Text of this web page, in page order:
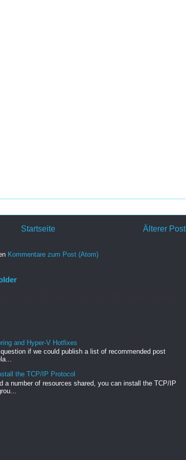
Älterer Post
Startseite
Kommentare zum Post (Atom)
and Hyper-V Hotfixes
if we could publish a list of recommended post
the TCP/IP Protocol
a number of resources shared, you can install the TCP/IP